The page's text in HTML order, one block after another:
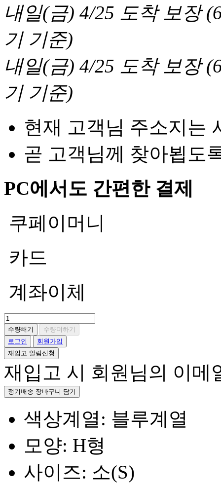
내일(금) 4/25 도착 보장(
기 기준)
내일(금) 4/25 도착 보장(
기 기준)
현재 고객님 주소지는
곧 고객님께 찾아뵙도
PC에서도 간편한 결제
쿠페이머니
카드
계좌이체
수량빼기
수량더하기
로그인
회원가입
재입고 알림신청
재입고 시 회원님의 이메
정기배송 장바구니 담기
색상계열: 블루계열
모양: H형
사이즈: 소(S)